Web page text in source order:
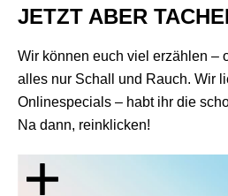
JETZT ABER
Wir können euch viel erzählen –
alles nur Schall und Rauch. Wir
Onlinespecials – habt ihr die
Na dann, reinklicken!